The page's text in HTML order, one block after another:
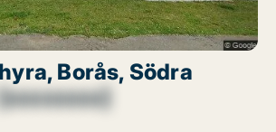
Borås, Södra
[xxxxxxxx]